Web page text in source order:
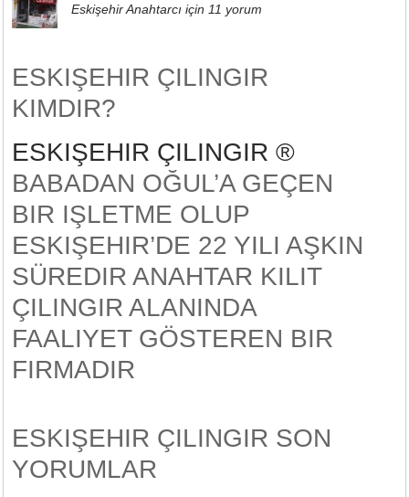
Eskişehir Anahtarcı için 11 yorum
ESKIŞEHIR ÇILINGIR
KIMDIR?
ESKIŞEHIR ÇILINGIR ®
BABADAN OĞUL’A GEÇEN
BIR IŞLETME OLUP
ESKIŞEHIR’DE 22 YILI AŞKIN
SÜREDIR ANAHTAR KILIT
ÇILINGIR ALANINDA
FAALIYET GÖSTEREN BIR
FIRMADIR
ESKIŞEHIR ÇILINGIR SON
YORUMLAR